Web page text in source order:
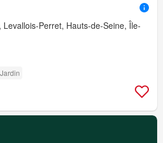
Levallois-Perret, Hauts-de-Seine, Île-
Jardin